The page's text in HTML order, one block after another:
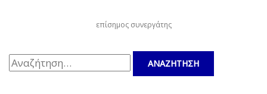
επίσημος συνεργάτης
Αναζήτηση